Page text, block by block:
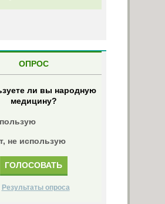
ОПРОС
ли вы народную
медицину?
не использую
Результаты опроса